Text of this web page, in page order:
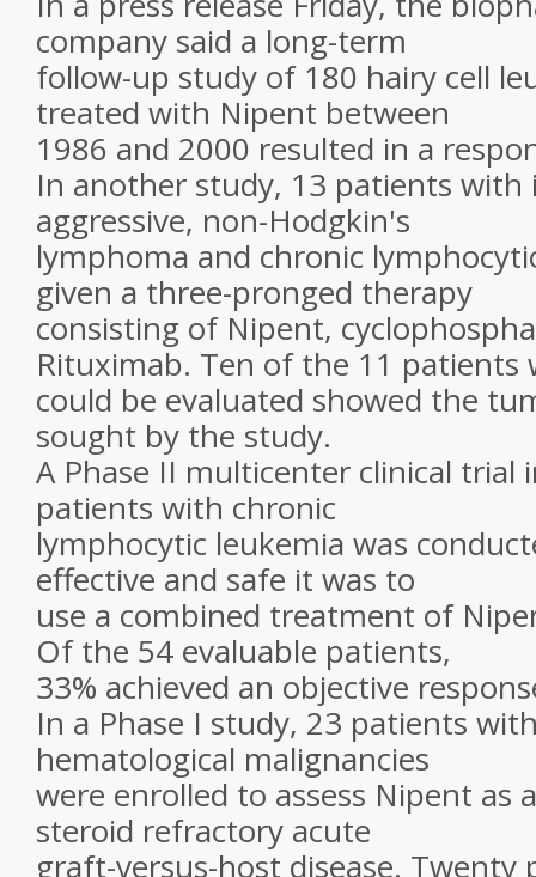
company said a long-term
follow-up study of 180 hairy cell
treated with Nipent between
1986 and 2000 resulted in a
In another study, 13 patients with
aggressive, non-Hodgkin's
lymphoma and chronic
given a three-pronged therapy
consisting of Nipent,
Rituximab. Ten of the 11 patients
could be evaluated showed the
sought by the study.
A Phase II multicenter clinical trial
patients with chronic
lymphocytic leukemia was
effective and safe it was to
use a combined treatment of
Of the 54 evaluable patients,
33% achieved an objective
In a Phase I study, 23 patients
hematological malignancies
were enrolled to assess Nipent as
steroid refractory acute
graft-versus-host disease. Twenty